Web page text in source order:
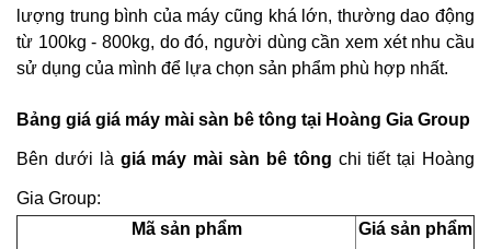
lượng trung bình của máy cũng khá lớn, thường dao động
từ 100kg - 800kg, do đó, người dùng cần xem xét nhu cầu
sử dụng của mình để lựa chọn sản phẩm phù hợp nhất.
Bảng giá giá máy mài sàn bê tông tại Hoàng Gia Group
Bên dưới là giá máy mài sàn bê tông chi tiết tại Hoàng
Gia Group:
Mã sản phẩm
Giá sản phẩm